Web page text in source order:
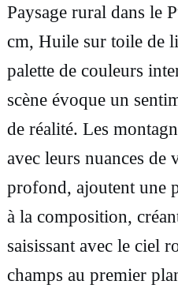
d
e
T
a
b
l
e
a
u
h
Paysage rural dans le
cm, Huile sur toile de
palette de couleurs
scène évoque un
de réalité. Les
avec leurs nuances de
profond, ajoutent une
à la composition,
saisissant avec le ciel
champs au premier